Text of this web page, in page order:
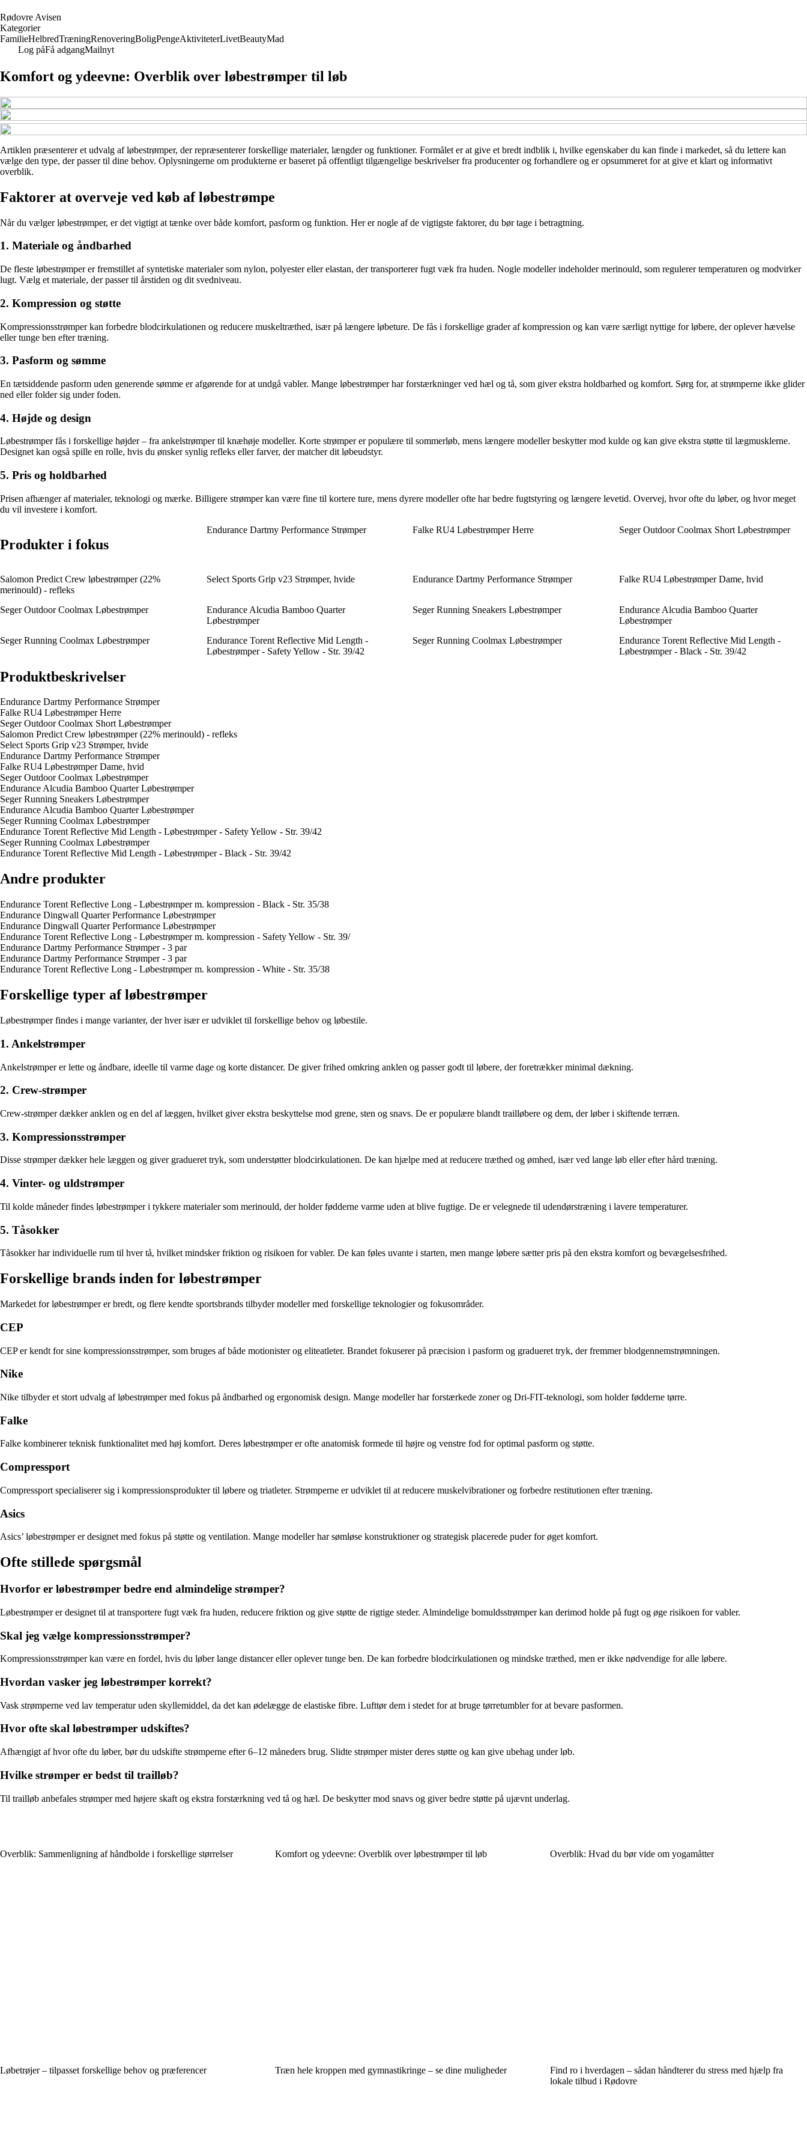
Rødovre Avisen
Kategorier
FamilieHelbredTræningRenoveringBoligPengeAktiviteterLivetBeautyMad
Log påFå adgangMailnyt
Komfort og ydeevne: Overblik over løbestrømper til løb
Artiklen præsenterer et udvalg af løbestrømper, der repræsenterer forskellige materialer, længder og funktioner. Formålet er at give et bredt indblik i, hvilke egenskaber du kan finde i markedet, så du lettere kan
vælge den type, der passer til dine behov. Oplysningerne om produkterne er baseret på offentligt tilgængelige beskrivelser fra producenter og forhandlere og er opsummeret for at give et klart og informativt
overblik.
Faktorer at overveje ved køb af løbestrømpe
Når du vælger løbestrømper, er det vigtigt at tænke over både komfort, pasform og funktion. Her er nogle af de vigtigste faktorer, du bør tage i betragtning.
1. Materiale og åndbarhed
De fleste løbestrømper er fremstillet af syntetiske materialer som nylon, polyester eller elastan, der transporterer fugt væk fra huden. Nogle modeller indeholder merinould, som regulerer temperaturen og modvirker
lugt. Vælg et materiale, der passer til årstiden og dit svedniveau.
2. Kompression og støtte
Kompressionsstrømper kan forbedre blodcirkulationen og reducere muskeltræthed, især på længere løbeture. De fås i forskellige grader af kompression og kan være særligt nyttige for løbere, der oplever hævelse
eller tunge ben efter træning.
3. Pasform og sømme
En tætsiddende pasform uden generende sømme er afgørende for at undgå vabler. Mange løbestrømper har forstærkninger ved hæl og tå, som giver ekstra holdbarhed og komfort. Sørg for, at strømperne ikke glider
ned eller folder sig under foden.
4. Højde og design
Løbestrømper fås i forskellige højder – fra ankelstrømper til knæhøje modeller. Korte strømper er populære til sommerløb, mens længere modeller beskytter mod kulde og kan give ekstra støtte til lægmusklerne.
Designet kan også spille en rolle, hvis du ønsker synlig refleks eller farver, der matcher dit løbeudstyr.
5. Pris og holdbarhed
Prisen afhænger af materialer, teknologi og mærke. Billigere strømper kan være fine til kortere ture, mens dyrere modeller ofte har bedre fugtstyring og længere levetid. Overvej, hvor ofte du løber, og hvor meget
du vil investere i komfort.
Produkter i fokus
Endurance Dartmy Performance Strømper Falke RU4 Løbestrømper Herre Seger Outdoor Coolmax Short Løbestrømper
Salomon Predict Crew løbestrømper (22%
merinould) - refleks
Select Sports Grip v23 Strømper, hvide Endurance Dartmy Performance Strømper Falke RU4 Løbestrømper Dame, hvid
Seger Outdoor Coolmax Løbestrømper
Endurance Alcudia Bamboo Quarter
Løbestrømper
Seger Running Sneakers Løbestrømper
Endurance Alcudia Bamboo Quarter
Løbestrømper
Seger Running Coolmax Løbestrømper
Endurance Torent Reflective Mid Length -
Løbestrømper - Safety Yellow - Str. 39/42
Seger Running Coolmax Løbestrømper
Endurance Torent Reflective Mid Length -
Løbestrømper - Black - Str. 39/42
Produktbeskrivelser
Endurance Dartmy Performance Strømper
Falke RU4 Løbestrømper Herre
Seger Outdoor Coolmax Short Løbestrømper
Salomon Predict Crew løbestrømper (22% merinould) - refleks
Select Sports Grip v23 Strømper, hvide
Endurance Dartmy Performance Strømper
Falke RU4 Løbestrømper Dame, hvid
Seger Outdoor Coolmax Løbestrømper
Endurance Alcudia Bamboo Quarter Løbestrømper
Seger Running Sneakers Løbestrømper
Endurance Alcudia Bamboo Quarter Løbestrømper
Seger Running Coolmax Løbestrømper
Endurance Torent Reflective Mid Length - Løbestrømper - Safety Yellow - Str. 39/42
Seger Running Coolmax Løbestrømper
Endurance Torent Reflective Mid Length - Løbestrømper - Black - Str. 39/42
Andre produkter
Endurance Torent Reflective Long - Løbestrømper m. kompression - Black - Str. 35/38
Endurance Dingwall Quarter Performance Løbestrømper
Endurance Dingwall Quarter Performance Løbestrømper
Endurance Torent Reflective Long - Løbestrømper m. kompression - Safety Yellow - Str. 39/
Endurance Dartmy Performance Strømper - 3 par
Endurance Dartmy Performance Strømper - 3 par
Endurance Torent Reflective Long - Løbestrømper m. kompression - White - Str. 35/38
Forskellige typer af løbestrømper
Løbestrømper findes i mange varianter, der hver især er udviklet til forskellige behov og løbestile.
1. Ankelstrømper
Ankelstrømper er lette og åndbare, ideelle til varme dage og korte distancer. De giver frihed omkring anklen og passer godt til løbere, der foretrækker minimal dækning.
2. Crew-strømper
Crew-strømper dækker anklen og en del af læggen, hvilket giver ekstra beskyttelse mod grene, sten og snavs. De er populære blandt trailløbere og dem, der løber i skiftende terræn.
3. Kompressionsstrømper
Disse strømper dækker hele læggen og giver gradueret tryk, som understøtter blodcirkulationen. De kan hjælpe med at reducere træthed og ømhed, især ved lange løb eller efter hård træning.
4. Vinter- og uldstrømper
Til kolde måneder findes løbestrømper i tykkere materialer som merinould, der holder fødderne varme uden at blive fugtige. De er velegnede til udendørstræning i lavere temperaturer.
5. Tåsokker
Tåsokker har individuelle rum til hver tå, hvilket mindsker friktion og risikoen for vabler. De kan føles uvante i starten, men mange løbere sætter pris på den ekstra komfort og bevægelsesfrihed.
Forskellige brands inden for løbestrømper
Markedet for løbestrømper er bredt, og flere kendte sportsbrands tilbyder modeller med forskellige teknologier og fokusområder.
CEP
CEP er kendt for sine kompressionsstrømper, som bruges af både motionister og eliteatleter. Brandet fokuserer på præcision i pasform og gradueret tryk, der fremmer blodgennemstrømningen.
Nike
Nike tilbyder et stort udvalg af løbestrømper med fokus på åndbarhed og ergonomisk design. Mange modeller har forstærkede zoner og Dri-FIT-teknologi, som holder fødderne tørre.
Falke
Falke kombinerer teknisk funktionalitet med høj komfort. Deres løbestrømper er ofte anatomisk formede til højre og venstre fod for optimal pasform og støtte.
Compressport
Compressport specialiserer sig i kompressionsprodukter til løbere og triatleter. Strømperne er udviklet til at reducere muskelvibrationer og forbedre restitutionen efter træning.
Asics
Asics’ løbestrømper er designet med fokus på støtte og ventilation. Mange modeller har sømløse konstruktioner og strategisk placerede puder for øget komfort.
Ofte stillede spørgsmål
Hvorfor er løbestrømper bedre end almindelige strømper?
Løbestrømper er designet til at transportere fugt væk fra huden, reducere friktion og give støtte de rigtige steder. Almindelige bomuldsstrømper kan derimod holde på fugt og øge risikoen for vabler.
Skal jeg vælge kompressionsstrømper?
Kompressionsstrømper kan være en fordel, hvis du løber lange distancer eller oplever tunge ben. De kan forbedre blodcirkulationen og mindske træthed, men er ikke nødvendige for alle løbere.
Hvordan vasker jeg løbestrømper korrekt?
Vask strømperne ved lav temperatur uden skyllemiddel, da det kan ødelægge de elastiske fibre. Lufttør dem i stedet for at bruge tørretumbler for at bevare pasformen.
Hvor ofte skal løbestrømper udskiftes?
Afhængigt af hvor ofte du løber, bør du udskifte strømperne efter 6–12 måneders brug. Slidte strømper mister deres støtte og kan give ubehag under løb.
Hvilke strømper er bedst til trailløb?
Til trailløb anbefales strømper med højere skaft og ekstra forstærkning ved tå og hæl. De beskytter mod snavs og giver bedre støtte på ujævnt underlag.
Overblik: Sammenligning af håndbolde i forskellige størrelser Komfort og ydeevne: Overblik over løbestrømper til løb Overblik: Hvad du bør vide om yogamåtter
Løbetrøjer – tilpasset forskellige behov og præferencer Træn hele kroppen med gymnastikringe – se dine muligheder
Find ro i hverdagen – sådan håndterer du stress med hjælp fra
lokale tilbud i Rødovre